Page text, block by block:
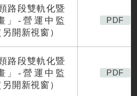
路段雙軌化暨
」-營運中監
開新視窗）
PDF
路段雙軌化暨
」-營運中監
開新視窗）
PDF